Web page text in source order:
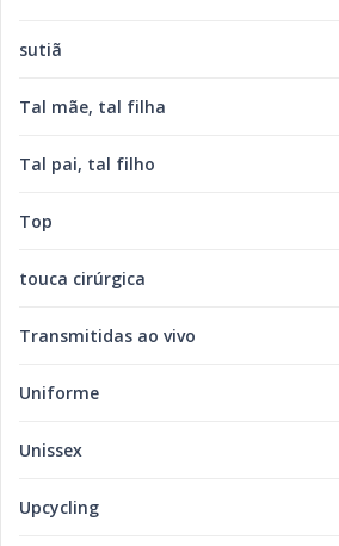
sutiã
Tal mãe, tal filha
Tal pai, tal filho
Top
touca cirúrgica
Transmitidas ao vivo
Uniforme
Unissex
Upcycling